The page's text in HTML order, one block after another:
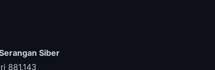
Siber
881.143